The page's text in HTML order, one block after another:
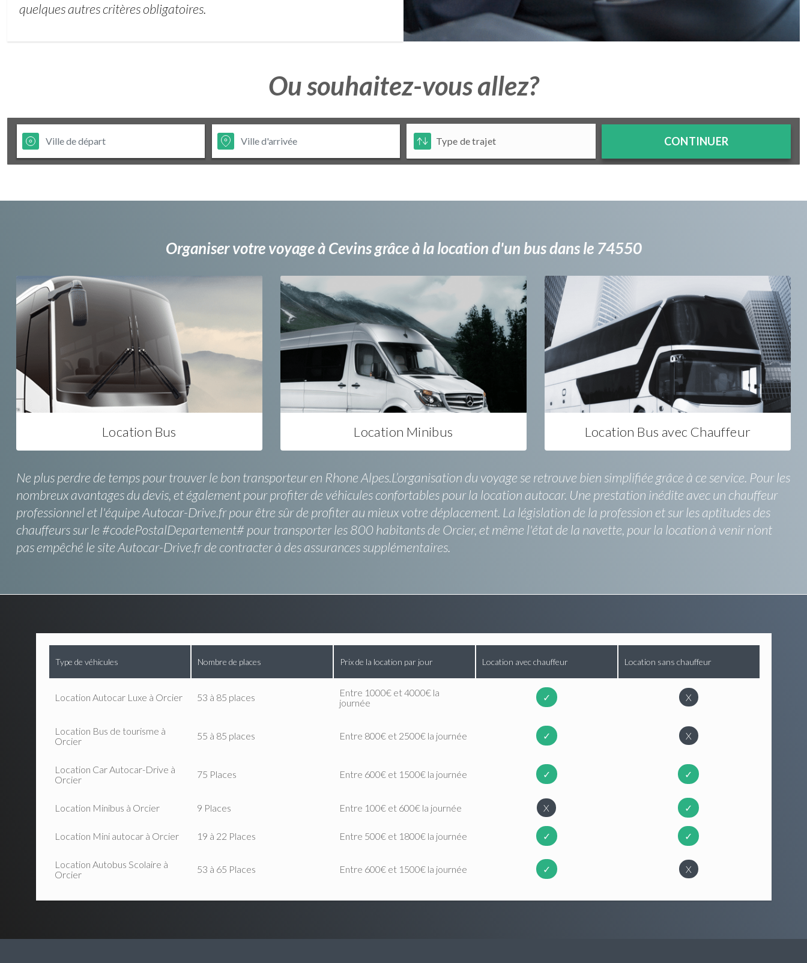
quelques autres critères obligatoires.
Ou souhaitez-vous allez?
CONTINUER
Organiser votre voyage à Cevins grâce à la location d'un bus dans le 74550
Location Bus Location Minibus Location Bus avec Chauffeur
Ne plus perdre de temps pour trouver le bon transporteur en Rhone Alpes.L’organisation du voyage se retrouve bien simplifiée grâce à ce service. Pour les
nombreux avantages du devis, et également pour profiter de véhicules confortables pour la location autocar. Une prestation inédite avec un chauffeur
professionnel et l'équipe Autocar-Drive.fr pour être sûr de profiter au mieux votre déplacement. La législation de la profession et sur les aptitudes des
chauffeurs sur le #codePostalDepartement# pour transporter les 800 habitants de Orcier, et même l'état de la navette, pour la location à venir n’ont
pas empêché le site Autocar-Drive.fr de contracter à des assurances supplémentaires.
Type de véhicules Nombre de places Prix de la location par jour Location avec chauffeur Location sans chauffeur
Location Autocar Luxe à Orcier 53 à 85 places
Entre 1000€ et 4000€ la
journée
✓ X
Location Bus de tourisme à
Orcier
55 à 85 places Entre 800€ et 2500€ la journée ✓ X
Location Car Autocar-Drive à
Orcier
75 Places Entre 600€ et 1500€ la journée ✓ ✓
Location Minibus à Orcier 9 Places Entre 100€ et 600€ la journée X ✓
Location Mini autocar à Orcier 19 à 22 Places Entre 500€ et 1800€ la journée ✓ ✓
Location Autobus Scolaire à
Orcier
53 à 65 Places Entre 600€ et 1500€ la journée ✓ X